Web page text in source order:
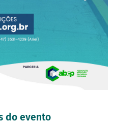
do evento